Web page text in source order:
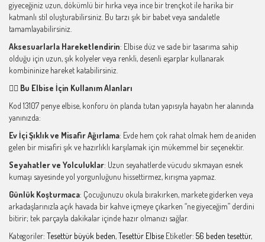
giyeceğiniz uzun, dökümlü bir hırka veya ince bir trençkot ile harika bir
katmanlı stil oluşturabilirsiniz. Bu tarzı şık bir babet veya sandaletle
tamamlayabilirsiniz.
Aksesuarlarla Hareketlendirin: Elbise düz ve sade bir tasarıma sahip
olduğu için uzun, şık kolyeler veya renkli, desenli eşarplar kullanarak
kombininize hareket katabilirsiniz.
🏃‍♀️ Bu Elbise İçin Kullanım Alanları
Kod 13107 penye elbise, konforu ön planda tutan yapısıyla hayatın her alanında
yanınızda:
Ev İçi Şıklık ve Misafir Ağırlama: Evde hem çok rahat olmak hem de aniden
gelen bir misafiri şık ve hazırlıklı karşılamak için mükemmel bir seçenektir.
Seyahatler ve Yolculuklar: Uzun seyahatlerde vücudu sıkmayan esnek
kumaşı sayesinde yol yorgunluğunu hissettirmez, kırışma yapmaz.
Günlük Koşturmaca: Çocuğunuzu okula bırakırken, markete giderken veya
arkadaşlarınızla açık havada bir kahve içmeye çıkarken “ne giyeceğim” derdini
bitirir; tek parçayla dakikalar içinde hazır olmanızı sağlar.
Kategoriler: Tesettür büyük beden,Tesettür Elbise Etiketler: 56 beden tesettür,